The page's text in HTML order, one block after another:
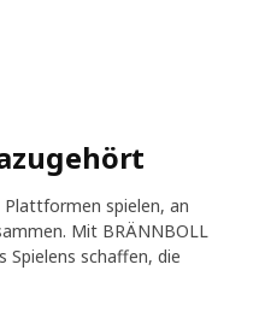
spielen, an
Mit BRÄNNBOLL
schaffen, die